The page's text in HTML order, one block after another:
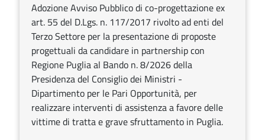
Adozione Avviso Pubblico di co-progettazione ex
art. 55 del D.Lgs. n. 117/2017 rivolto ad enti del
Terzo Settore per la presentazione di proposte
progettuali da candidare in partnership con
Regione Puglia al Bando n. 8/2026 della
Presidenza del Consiglio dei Ministri -
Dipartimento per le Pari Opportunità, per
realizzare interventi di assistenza a favore delle
vittime di tratta e grave sfruttamento in Puglia.